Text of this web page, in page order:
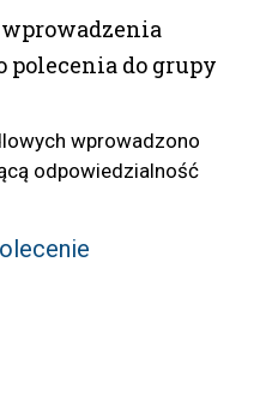
do grupy
wprowadzono
odpowiedzialność